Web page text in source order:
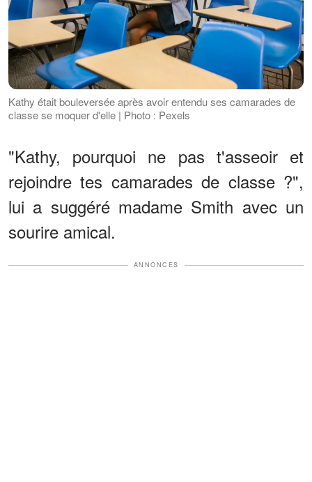
Kathy était bouleversée après avoir entendu ses camarades de
classe se moquer d'elle | Photo : Pexels
"Kathy, pourquoi ne pas t'asseoir et
rejoindre tes camarades de classe ?",
lui a suggéré madame Smith avec un
sourire amical.
ANNONCES